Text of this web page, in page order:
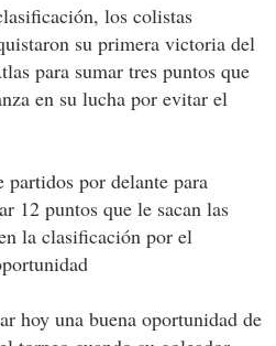
los colistas
su primera victoria del
para sumar tres puntos que
en su lucha por evitar el
partidos por delante para
12 puntos que le sacan las
la clasificación por el
hoy una buena oportunidad de